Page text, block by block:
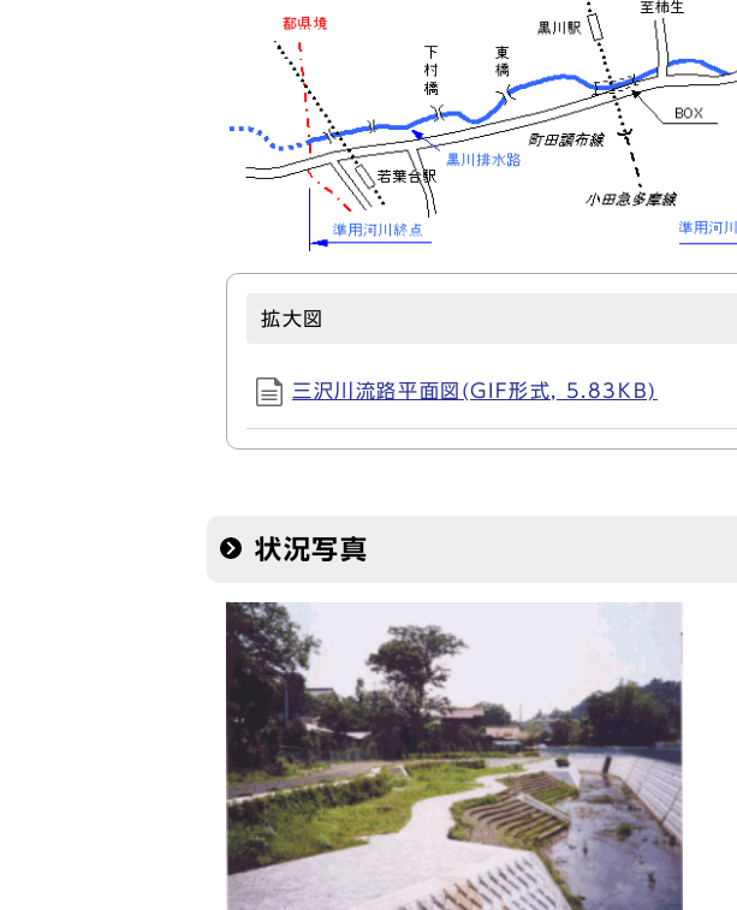
拡大図
三沢川流路平面図(GIF形式, 5.83KB)
状況写真